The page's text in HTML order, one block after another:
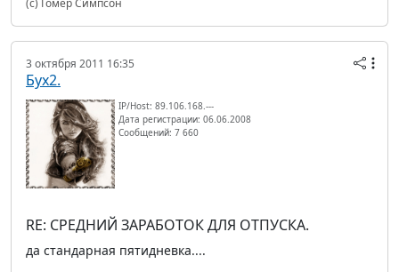
3 октября 2011 16:35
Бух2.
IP/Host: 89.106.168.---
Дата регистрации: 06.06.2008
Сообщений: 7 660
RE: СРЕДНИЙ ЗАРАБОТОК ДЛЯ ОТПУСКА.
да стандарная пятидневка....